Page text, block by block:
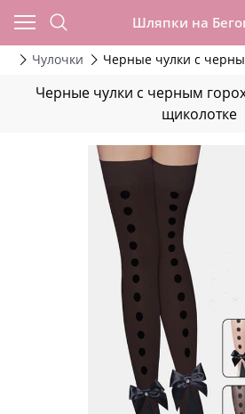
Шляпки на
Чулочки Черные чулки с
Черные чулки с черным
щиколотке